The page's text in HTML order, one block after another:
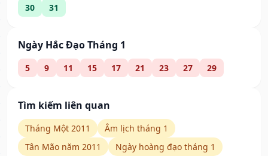
30
31
Ngày Hắc Đạo Tháng 1
5 9 11 15 17 21 23 27 29
Tìm kiếm liên quan
Tháng Một 2011
Âm lịch tháng 1
Tân Mão năm 2011
Ngày hoàng đạo tháng 1